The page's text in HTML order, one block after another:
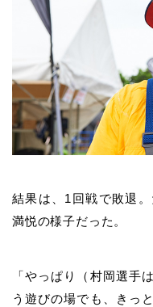
結果は、1回戦で敗退
満悦の様子だった。
「やっぱり（村岡選手
う遊びの場でも、きっ